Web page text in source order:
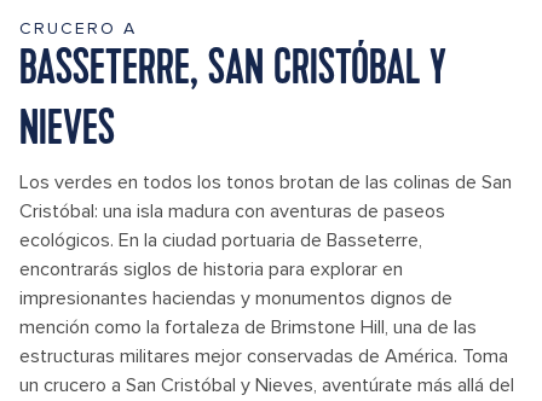
CRUCERO A
BASSETERRE, SAN CRISTÓBAL Y
NIEVES
Los verdes en todos los tonos brotan de las colinas de San
Cristóbal: una isla madura con aventuras de paseos
ecológicos. En la ciudad portuaria de Basseterre,
encontrarás siglos de historia para explorar en
impresionantes haciendas y monumentos dignos de
mención como la fortaleza de Brimstone Hill, una de las
estructuras militares mejor conservadas de América. Toma
un crucero a San Cristóbal y Nieves, aventúrate más allá del